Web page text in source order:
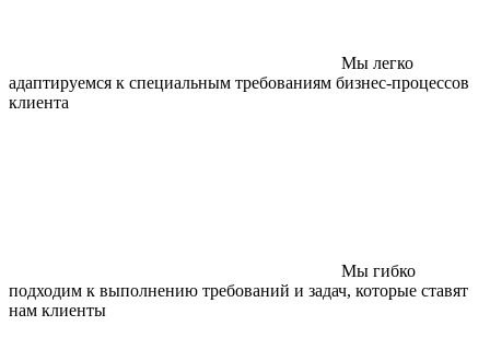
Мы легко
адаптируемся к специальным требованиям бизнес-процессов
клиента
Мы гибко
подходим к выполнению требований и задач, которые ставят
нам клиенты